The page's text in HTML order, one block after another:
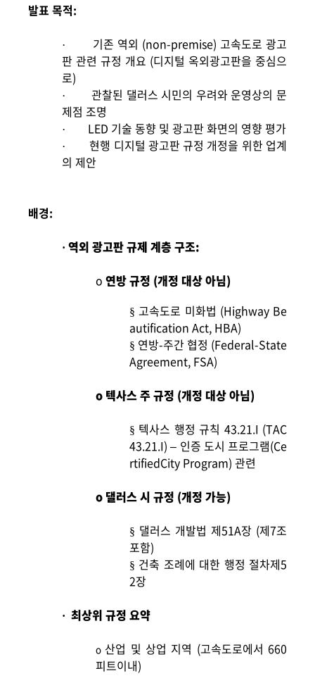
발표 목적:
·
기존 역외 (non-premise) 고속도로 광고
판 관련 규정 개요 (디지털 옥외광고판을 중심으
로)
·
관찰된 댈러스 시민의 우려와 운영상의 문
제점 조명
· LED 기술 동향 및 광고판 화면의 영향 평가
·
현행 디지털 광고판 규정 개정을 위한 업계
의 제안
배경:
· 역외 광고판 규제 계층 구조:
o 연방 규정 (개정 대상 아님)
§ 고속도로 미화법 (Highway Be
autification Act, HBA)
§ 연방-주간 협정 (Federal-State
Agreement, FSA)
o 텍사스 주 규정 (개정 대상 아님)
§ 텍사스 행정 규칙 43.21.I (TAC
43.21.I) – 인증 도시 프로그램(Ce
rtifiedCity Program) 관련
o 댈러스 시 규정 (개정 가능)
§ 댈러스 개발법 제51A장 (제7조
포함)
§ 건축 조례에 대한 행정 절차제5
2장
· 최상위 규정 요약
o 산업 및 상업 지역 (고속도로에서 660
피트이내)